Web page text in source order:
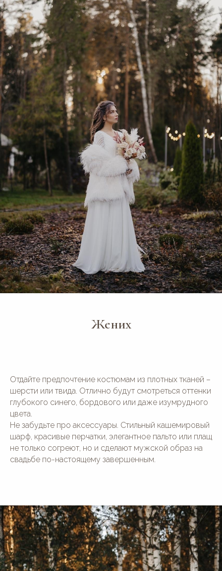
Жених
Отдайте предпочтение костюмам из плотных тканей –
шерсти или твида. Отлично будут смотреться оттенки
глубокого синего, бордового или даже изумрудного
цвета.
Не забудьте про аксессуары. Стильный кашемировый
шарф, красивые перчатки, элегантное пальто или плащ
не только согреют, но и сделают мужской образ на
свадьбе по-настоящему завершенным.